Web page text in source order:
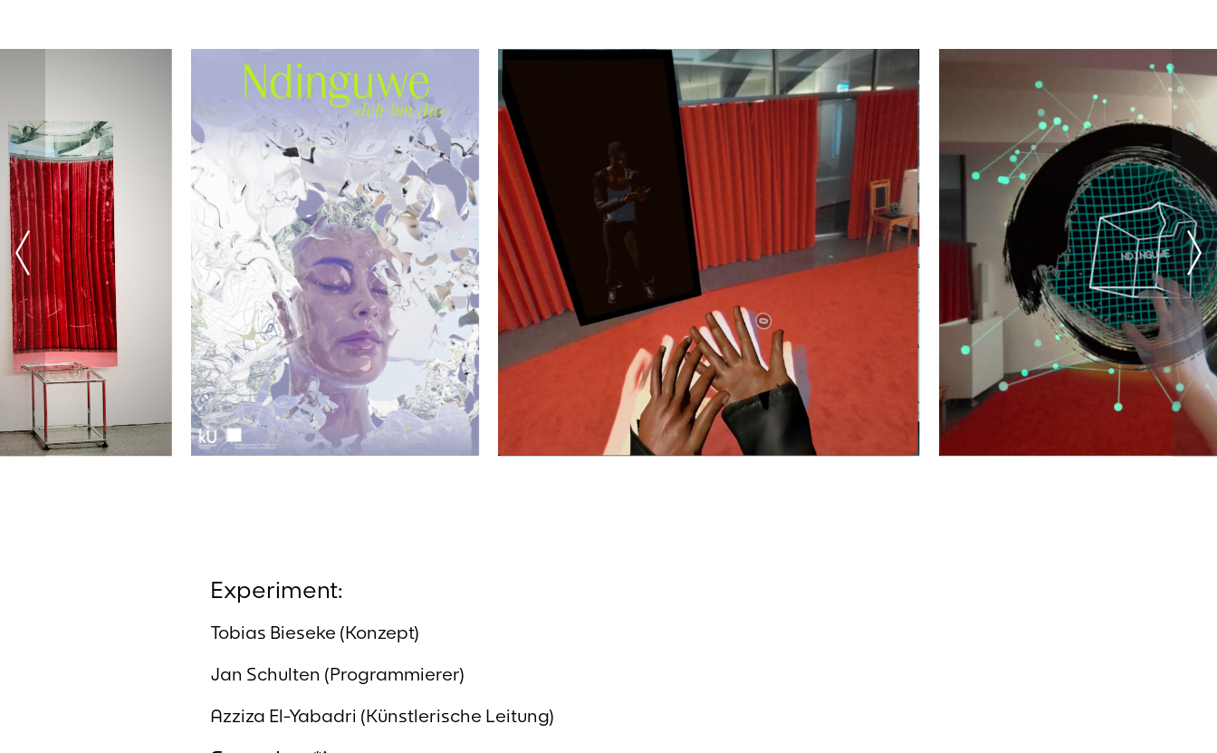
Experiment:
Tobias Bieseke (Konzept)
Jan Schulten (Programmierer)
Azziza El-Yabadri (Künstlerische Leitung)